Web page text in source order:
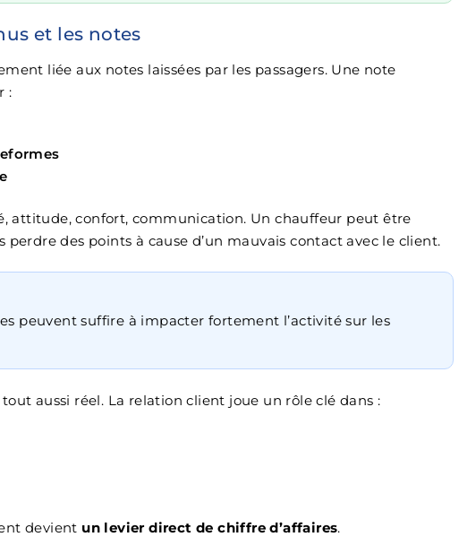
et les notes
liée aux notes laissées par les passagers. Une note
:
attitude, confort, communication. Un chauffeur peut être
des points à cause d’un mauvais contact avec le client.
peuvent suffire à impacter fortement l’activité sur les
aussi réel. La relation client joue un rôle clé dans :
devient un levier direct de chiffre d’affaires.